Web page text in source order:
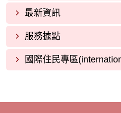
最新資訊
服務據點
國際住民專區